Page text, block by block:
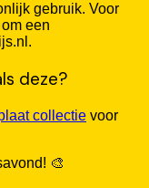
gebruik. Voor
een
deze?
collectie voor
🎨